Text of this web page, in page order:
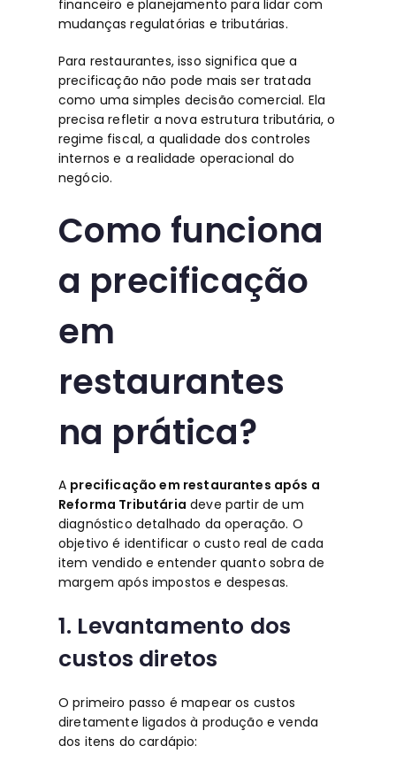
financeiro e planejamento para lidar com
mudanças regulatórias e tributárias.
Para restaurantes, isso significa que a
precificação não pode mais ser tratada
como uma simples decisão comercial. Ela
precisa refletir a nova estrutura tributária, o
regime fiscal, a qualidade dos controles
internos e a realidade operacional do
negócio.
Como funciona
a precificação
em
restaurantes
na prática?
A precificação em restaurantes após a
Reforma Tributária deve partir de um
diagnóstico detalhado da operação. O
objetivo é identificar o custo real de cada
item vendido e entender quanto sobra de
margem após impostos e despesas.
1. Levantamento dos
custos diretos
O primeiro passo é mapear os custos
diretamente ligados à produção e venda
dos itens do cardápio: